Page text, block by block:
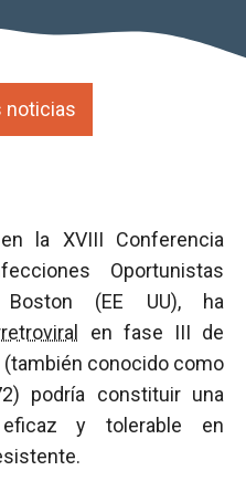
noticias
la XVIII Conferencia
Oportunistas
Boston (EE UU), ha
en fase III de
conocido como
podría constituir una
eficaz y tolerable en